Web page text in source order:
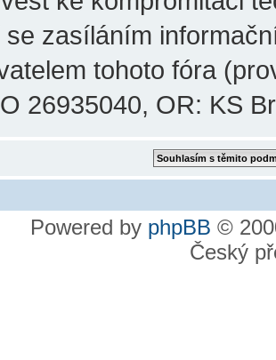
se zasíláním
tohoto fóra
26935040, OR: KS
Powered by phpBB ©
Český